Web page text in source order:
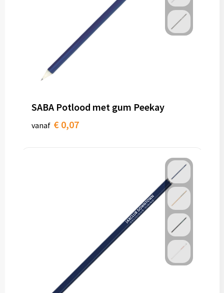
SABA Potlood met gum Peekay
vanaf € 0,07